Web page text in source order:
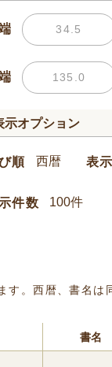
示オプション
順 表
件数
す。西暦、書名
書名